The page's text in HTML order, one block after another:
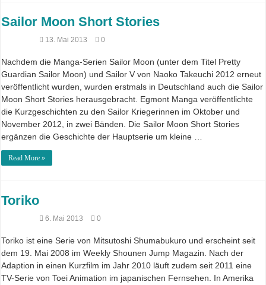
Sailor Moon Short Stories
13. Mai 2013 0
Nachdem die Manga-Serien Sailor Moon (unter dem Titel Pretty
Guardian Sailor Moon) und Sailor V von Naoko Takeuchi 2012 erneut
veröffentlicht wurden, wurden erstmals in Deutschland auch die Sailor
Moon Short Stories herausgebracht. Egmont Manga veröffentlichte
die Kurzgeschichten zu den Sailor Kriegerinnen im Oktober und
November 2012, in zwei Bänden. Die Sailor Moon Short Stories
ergänzen die Geschichte der Hauptserie um kleine …
Read More »
Toriko
6. Mai 2013 0
Toriko ist eine Serie von Mitsutoshi Shumabukuro und erscheint seit
dem 19. Mai 2008 im Weekly Shounen Jump Magazin. Nach der
Adaption in einen Kurzfilm im Jahr 2010 läuft zudem seit 2011 eine
TV-Serie von Toei Animation im japanischen Fernsehen. In Amerika